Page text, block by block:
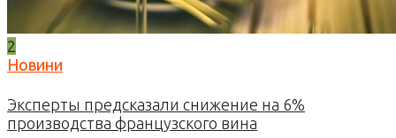
2
Новини
Эксперты предсказали снижение на 6%
производства французского вина